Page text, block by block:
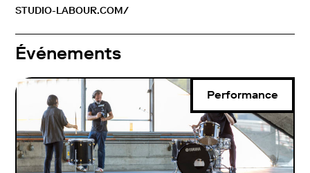
STUDIO-LABOUR.COM/
Événements
Performance